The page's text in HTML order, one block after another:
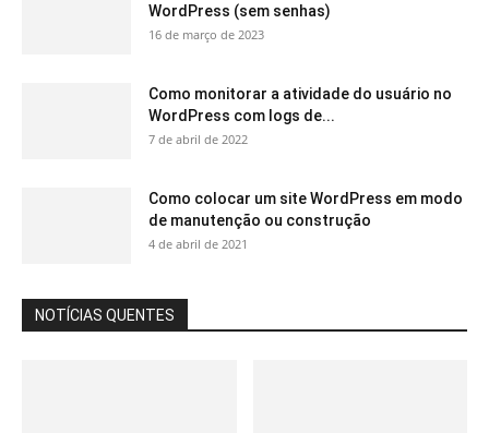
WordPress (sem senhas)
16 de março de 2023
Como monitorar a atividade do usuário no
WordPress com logs de...
7 de abril de 2022
Como colocar um site WordPress em modo
de manutenção ou construção
4 de abril de 2021
NOTÍCIAS QUENTES